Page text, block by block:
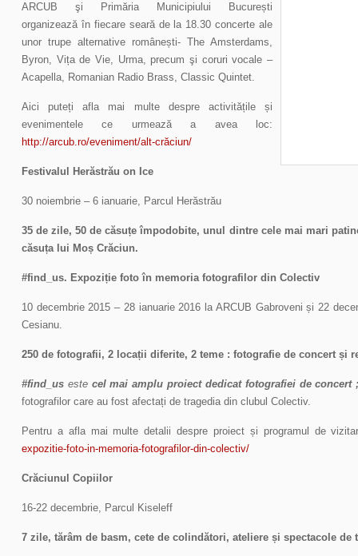
ARCUB şi Primăria Municipiului București
organizează în fiecare seară de la 18.30 concerte ale
unor trupe alternative românești- The Amsterdams,
Byron, Vița de Vie, Urma, precum şi coruri vocale –
Acapella, Romanian Radio Brass, Classic Quintet.
Aici puteți afla mai multe despre activitățile și
evenimentele ce urmează a avea loc:
http://arcub.ro/eveniment/alt-crăciun/
Festivalul Herăstrău on Ice
30 noiembrie – 6 ianuarie, Parcul Herăstrău
35 de zile, 50 de căsuțe împodobite, unul dintre cele mai mari
căsuța lui Moș Crăciun.
#find_us. Expoziție foto în memoria fotografilor din Colectiv
10 decembrie 2015 – 28 ianuarie 2016 la ARCUB Gabroveni și 22
Cesianu.
250 de fotografii, 2 locații diferite, 2 teme : fotografie de concert și
#find_us este cel mai amplu proiect dedicat fotografiei de concert
fotografilor care au fost afectați de tragedia din clubul Colectiv.
Pentru a afla mai multe detalii despre proiect și programul de
expozitie-foto-in-memoria-fotografilor-din-colectiv/
Crăciunul Copiilor
16-22 decembrie, Parcul Kiseleff
7 zile, tărâm de basm, cete de colindători, ateliere și spectacole de